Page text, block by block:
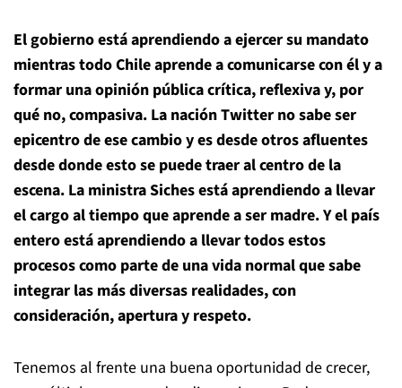
El gobierno está aprendiendo a ejercer su mandato
mientras todo Chile aprende a comunicarse con él y a
formar una opinión pública crítica, reflexiva y, por
qué no, compasiva. La nación Twitter no sabe ser
epicentro de ese cambio y es desde otros afluentes
desde donde esto se puede traer al centro de la
escena. La ministra Siches está aprendiendo a llevar
el cargo al tiempo que aprende a ser madre. Y el país
entero está aprendiendo a llevar todos estos
procesos como parte de una vida normal que sabe
integrar las más diversas realidades, con
consideración, apertura y respeto.
Tenemos al frente una buena oportunidad de crecer,